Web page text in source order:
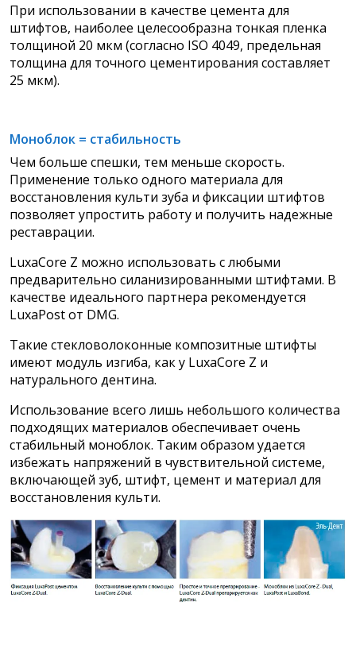
При использовании в качестве цемента для
штифтов, наиболее целесообразна тонкая пленка
толщиной 20 мкм (согласно ISO 4049, предельная
толщина для точного цементирования составляет
25 мкм).
Моноблок = стабильность
Чем больше спешки, тем меньше скорость.
Применение только одного материала для
восстановления культи зуба и фиксации штифтов
позволяет упростить работу и получить надежные
реставрации.
LuxaCore Z можно использовать с любыми
предварительно силанизированными штифтами. В
качестве идеального партнера рекомендуется
LuxaPost от DMG.
Такие стекловолоконные композитные штифты
имеют модуль изгиба, как у LuxaCore Z и
натурального дентина.
Использование всего лишь небольшого количества
подходящих материалов обеспечивает очень
стабильный моноблок. Таким образом удается
избежать напряжений в чувствительной системе,
включающей зуб, штифт, цемент и материал для
восстановления культи.